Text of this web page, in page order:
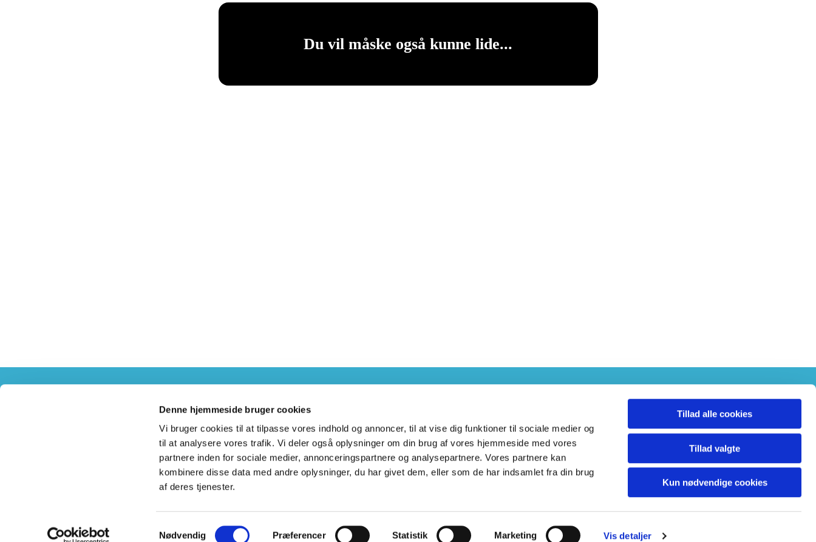
Denne hjemmeside bruger cookies
Vi bruger cookies til at tilpasse vores indhold og annoncer, til at vise dig funktioner til sociale medier og
til at analysere vores trafik. Vi deler også oplysninger om din brug af vores hjemmeside med vores
partnere inden for sociale medier, annonceringspartnere og analysepartnere. Vores partnere kan
kombinere disse data med andre oplysninger, du har givet dem, eller som de har indsamlet fra din brug
af deres tjenester.
Samtykkevalg
Nødvendig Præferencer Statistik Marketing Vis detaljer
Tillad alle cookies
Tillad valgte
Kun nødvendige cookies
Du vil måske også kunne lide...